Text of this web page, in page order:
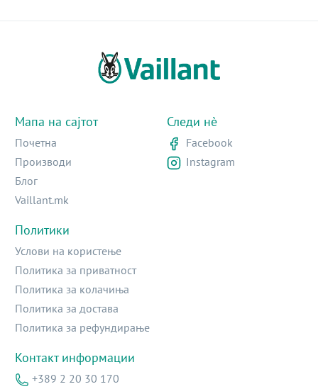
Мапа на сајтот
Почетна
Производи
Блог
Vaillant.mk
Политики
Услови на користење
Политика за приватност
Политика за колачиња
Политика за достава
Политика за рефундирање
Контакт информации
+389 2 20 30 170
Следи нè
Facebook
Instagram